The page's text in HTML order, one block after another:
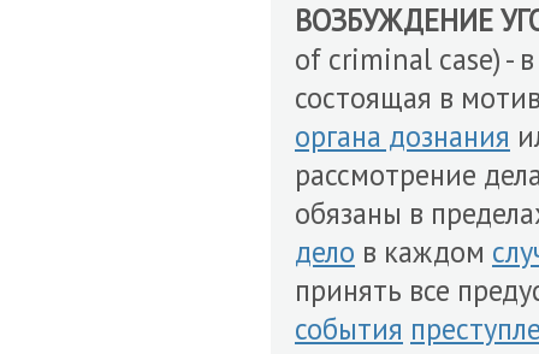
ВОЗБУЖДЕНИЕ
of criminal case) -
состоящая в
органа дознания
рассмотрение
обязаны в
дело в каждом
принять все
события